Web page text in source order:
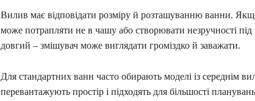
Вилив має відповідати розміру й розташуванню ванни.
може потрапляти не в чашу або створювати незручності
довгий – змішувач може виглядати громіздко й заважати.
Для стандартних ванн часто обирають моделі із середнім
перевантажують простір і підходять для більшості